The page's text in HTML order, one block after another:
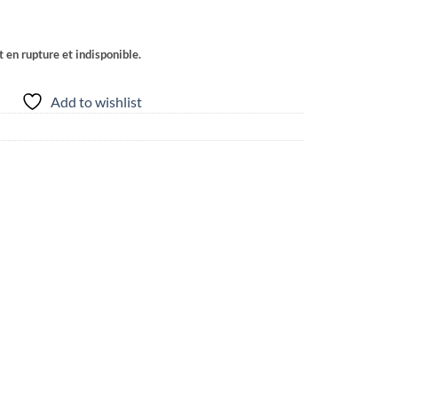
en rupture et indisponible.
Add to wishlist